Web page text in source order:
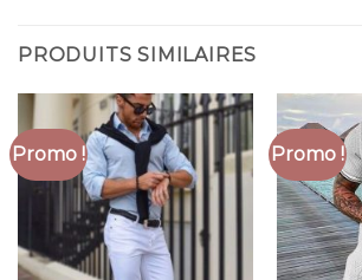
PRODUITS SIMILAIRES
Promo ! Promo !